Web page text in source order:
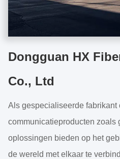
Dongguan HX
Co., Ltd
Als gespecialiseerde
communicatieproducten
oplossingen bieden op het
de wereld met elkaar te